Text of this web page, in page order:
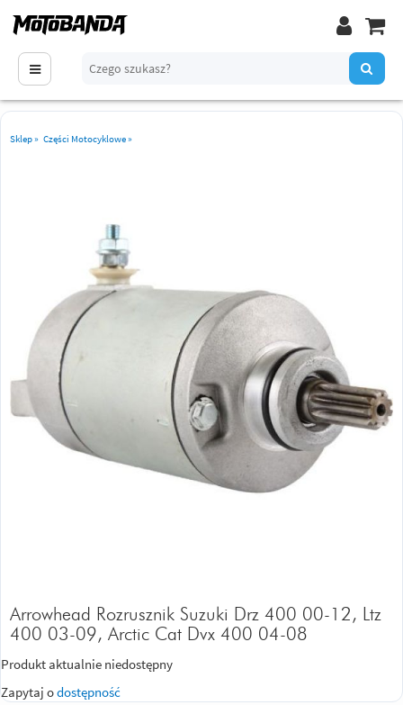
Sklep» Części Motocyklowe»
Arrowhead Rozrusznik Suzuki Drz 400 00-12, Ltz
400 03-09, Arctic Cat Dvx 400 04-08
Produkt aktualnie niedostępny
Zapytaj odostępność